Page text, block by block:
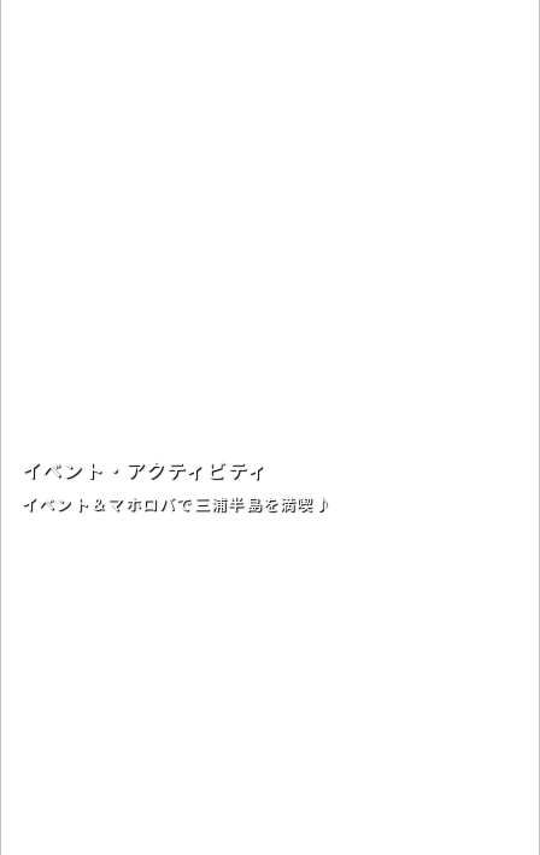
イベント・アクティビティ
イベント＆マホロバで三浦半島を満喫♪